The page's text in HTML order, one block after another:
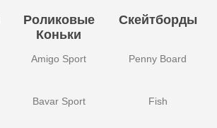
Роликовые
Коньки
Amigo Sport
Bavar Sport
Скейтборды
Penny Board
Fish